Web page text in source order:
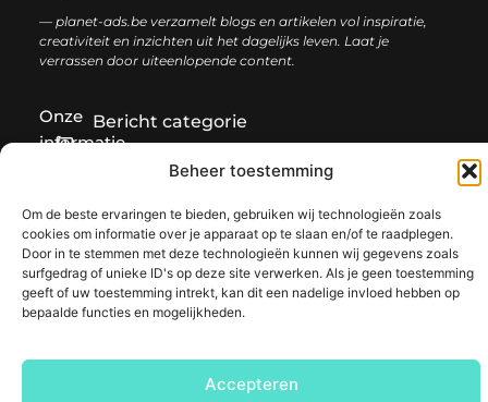
Beheer toestemming
Om de beste ervaringen te bieden, gebruiken wij technologieën zoals
cookies om informatie over je apparaat op te slaan en/of te raadplegen.
Door in te stemmen met deze technologieën kunnen wij gegevens zoals
surfgedrag of unieke ID's op deze site verwerken. Als je geen toestemming
geeft of uw toestemming intrekt, kan dit een nadelige invloed hebben op
bepaalde functies en mogelijkheden.
Accepteren
— planet-ads.be verzamelt blogs en artikelen vol inspiratie,
creativiteit en inzichten uit het dagelijks leven. Laat je
verrassen door uiteenlopende content.
Onze
informatie
Bericht categorie
@2025 www.planet-ads.be. All Right Reserved.​